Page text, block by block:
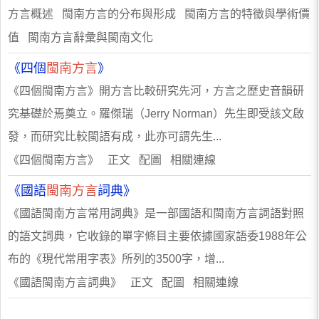
方言概述 閩南方言的分布與形成 閩南方言的特徵與學術價
值 閩南方言辭彙與閩南文化
《四個 閩南方言》
《四個閩南方言》開方言比較研究先河，方言之歷史音韻研
究基礎於焉奠立。羅傑瑞（Jerry Norman）先生即受該文啟
發，而研究比較閩語有成，此亦可謂先生...
《四個閩南方言》 正文 配圖 相關連線
《國語閩南方言詞典》
《國語閩南方言常用詞典》是一部國語和閩南方言詞語對照
的語文詞典，它收錄的單字條目主要依據國家語委1988年公
布的《現代常用字表》所列的3500字，增...
《國語閩南方言詞典》 正文 配圖 相關連線